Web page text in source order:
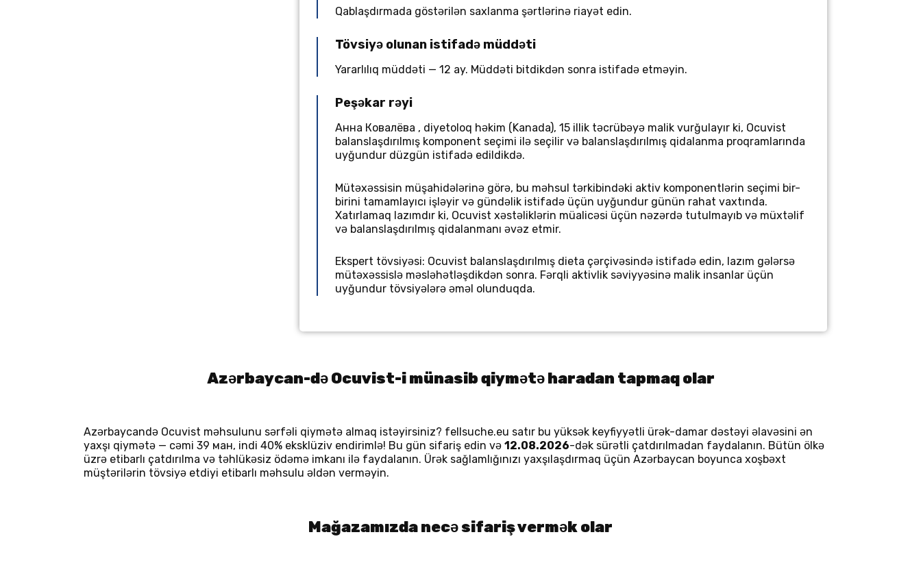
Qablaşdırmada göstərilən saxlanma şərtlərinə riayət edin.
Tövsiyə olunan istifadə müddəti
Yararlılıq müddəti — 12 ay. Müddəti bitdikdən sonra istifadə etməyin.
Peşəkar rəyi
Анна Ковалёва , diyetoloq həkim ( Kanada), 15 illik təcrübəyə malik vurğulayır ki, Ocuvist
balanslaşdırılmış komponent seçimi ilə seçilir və balanslaşdırılmış qidalanma proqramlarında
uyğundur düzgün istifadə edildikdə.
Mütəxəssisin müşahidələrinə görə, bu məhsul tərkibindəki aktiv komponentlərin seçimi bir-
birini tamamlayıcı işləyir və gündəlik istifadə üçün uyğundur günün rahat vaxtında.
Xatırlamaq lazımdır ki, Ocuvist xəstəliklərin müalicəsi üçün nəzərdə tutulmayıb və müxtəlif
və balanslaşdırılmış qidalanmanı əvəz etmir.
Ekspert tövsiyəsi: Ocuvist balanslaşdırılmış dieta çərçivəsində istifadə edin, lazım gələrsə
mütəxəssislə məsləhətləşdikdən sonra. Fərqli aktivlik səviyyəsinə malik insanlar üçün
uyğundur tövsiyələrə əməl olunduqda.
Azərbaycan-də Ocuvist-i münasib qiymətə haradan tapmaq olar
Azərbaycandə Ocuvist məhsulunu sərfəli qiymətə almaq istəyirsiniz? fellsuche.eu satır bu yüksək keyfiyyətli ürək-damar dəstəyi əlavəsini ən
yaxşı qiymətə — cəmi 39 ман, indi 40% eksklüziv endirimlə! Bu gün sifariş edin və 12.08.2026-dək sürətli çatdırılmadan faydalanın. Bütün ölkə
üzrə etibarlı çatdırılma və təhlükəsiz ödəmə imkanı ilə faydalanın. Ürək sağlamlığınızı yaxşılaşdırmaq üçün Azərbaycan boyunca xoşbəxt
müştərilərin tövsiyə etdiyi etibarlı məhsulu əldən verməyin.
Mağazamızda necə sifariş vermək olar